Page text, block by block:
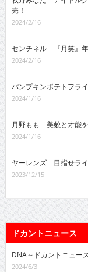
売！
2024/2/16
センチネル 『月笑』
2024/2/16
パンプキンポテトフラ
2024/1/16
月野もも 美貌と才能を
2024/1/16
ヤーレンズ 目指せラ
2023/12/15
ドカントニュース
DNA～ドカントニュー
2024/6/3